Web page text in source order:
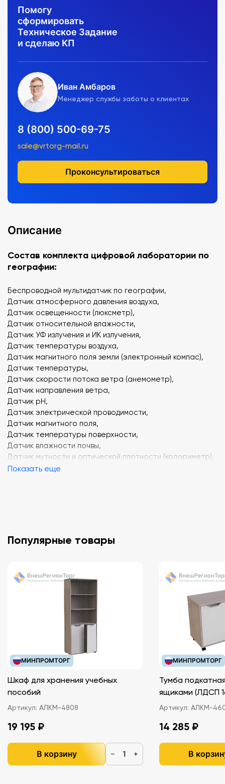
Помогу
сформировать
Техническое Задание
и сделаю КП
Иван Амбаров
Менеджер службы заботы о клиентах
8 (800) 500-69-75
sale@vrtorg-mail.ru
Проконсультироваться
Описание
Состав комплекта цифровой лаборатории по
географии:
Беспроводной мультидатчик по географии,
Датчик атмосферного давления воздуха,
Датчик освещенности (люксметр),
Датчик относительной влажности,
Датчик УФ излучения и ИК излучения,
Датчик температуры воздуха,
Датчик магнитного поля земли (электронный компас),
Датчик температуры,
Датчик скорости потока ветра (анемометр),
Датчик направления ветра,
Датчик pH,
Датчик электрической проводимости,
Датчик магнитного поля,
Датчик температуры поверхности,
Датчик влажности почвы,
Датчик мутности и оптической плотности (колориметр),
Датчик напряжения (дифференциального типа),
Аксессуары,
Дополнительные материалы.
Показать еще
Популярные товары
МИНПРОМТОРГ
Шкаф для хранения учебных
пособий
Артикул: АЛКМ-4808
19 195 ₽
В корзину − +
МИНПРОМТОРГ
Тумба
ящиками
Артикул: АЛКМ-
14 285 ₽
В